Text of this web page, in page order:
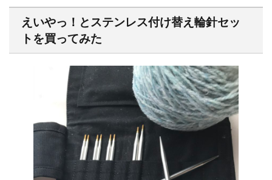
えいやっ！とステンレス付け替え輪針セッ
トを買ってみた